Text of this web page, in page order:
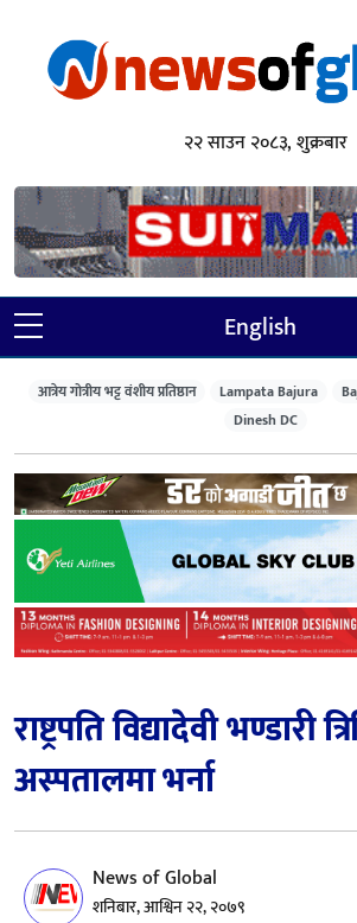
२२ साउन २०८३, शुक्रबार
English
आत्रेय गोत्रीय भट्ट वंशीय प्रतिष्ठान Lampata Bajura
Dinesh DC
राष्ट्रपति विद्यादेवी भण्डारी
अस्पतालमा भर्ना
News of Global
शनिबार, आश्विन २२, २०७९